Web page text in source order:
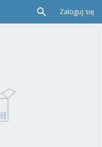
Zaloguj się